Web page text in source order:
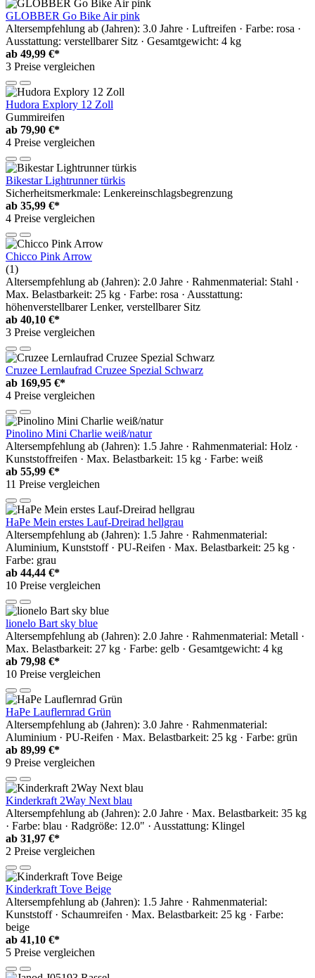
GLOBBER Go Bike Air pink
Altersempfehlung ab (Jahren): 3.0 Jahre · Luftreifen · Farbe: rosa ·
Ausstattung: verstellbarer Sitz · Gesamtgewicht: 4 kg
ab 49,99 €*
3 Preise vergleichen
Hudora Explory 12 Zoll
Gummireifen
ab 79,90 €*
4 Preise vergleichen
Bikestar Lightrunner türkis
Sicherheitsmerkmale: Lenkereinschlagsbegrenzung
ab 35,99 €*
4 Preise vergleichen
Chicco Pink Arrow
(1)
Altersempfehlung ab (Jahren): 2.0 Jahre · Rahmenmaterial: Stahl ·
Max. Belastbarkeit: 25 kg · Farbe: rosa · Ausstattung:
höhenverstellbarer Lenker, verstellbarer Sitz
ab 40,10 €*
3 Preise vergleichen
Cruzee Lernlaufrad Cruzee Spezial Schwarz
ab 169,95 €*
4 Preise vergleichen
Pinolino Mini Charlie weiß/natur
Altersempfehlung ab (Jahren): 1.5 Jahre · Rahmenmaterial: Holz ·
Kunststoffreifen · Max. Belastbarkeit: 15 kg · Farbe: weiß
ab 55,99 €*
11 Preise vergleichen
HaPe Mein erstes Lauf-Dreirad hellgrau
Altersempfehlung ab (Jahren): 1.5 Jahre · Rahmenmaterial:
Aluminium, Kunststoff · PU-Reifen · Max. Belastbarkeit: 25 kg ·
Farbe: grau
ab 44,44 €*
10 Preise vergleichen
lionelo Bart sky blue
Altersempfehlung ab (Jahren): 2.0 Jahre · Rahmenmaterial: Metall ·
Max. Belastbarkeit: 27 kg · Farbe: gelb · Gesamtgewicht: 4 kg
ab 79,98 €*
10 Preise vergleichen
HaPe Lauflernrad Grün
Altersempfehlung ab (Jahren): 3.0 Jahre · Rahmenmaterial:
Aluminium · PU-Reifen · Max. Belastbarkeit: 25 kg · Farbe: grün
ab 89,99 €*
9 Preise vergleichen
Kinderkraft 2Way Next blau
Altersempfehlung ab (Jahren): 2.0 Jahre · Max. Belastbarkeit: 35 kg
· Farbe: blau · Radgröße: 12.0" · Ausstattung: Klingel
ab 31,97 €*
2 Preise vergleichen
Kinderkraft Tove Beige
Altersempfehlung ab (Jahren): 1.5 Jahre · Rahmenmaterial:
Kunststoff · Schaumreifen · Max. Belastbarkeit: 25 kg · Farbe:
beige
ab 41,10 €*
5 Preise vergleichen